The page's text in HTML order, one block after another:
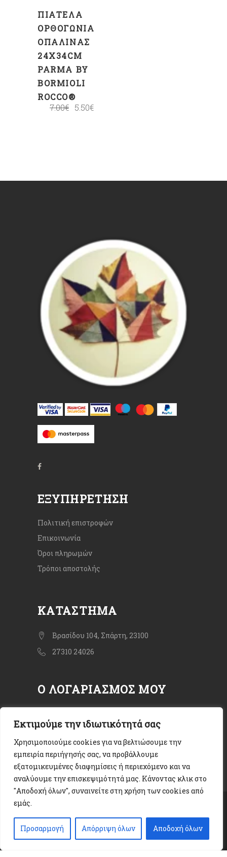
Εκτιμούμε την ιδιωτικότητά σας
Χρησιμοποιούμε cookies για να βελτιώσουμε την
εμπειρία περιήγησής σας, να προβάλλουμε
εξατομικευμένες διαφημίσεις ή περιεχόμενο και να
αναλύουμε την επισκεψιμότητά μας. Κάνοντας κλικ στο
"Αποδοχή όλων", συναινείτε στη χρήση των cookies από
εμάς.
Προσαρμογή Απόρριψη όλων Αποδοχή όλων
ΠΙΑΤΈΛΑ
ΟΡΘΟΓΏΝΙΑ
ΟΠΑΛΊΝΑΣ
24X34CM
PARMA BY
BORMIOLI
ROCCO®
7.00€ 5.50€
ΕΞΥΠΗΡΈΤΗΣΗ
Πολιτική επιστροφών
Επικοινωνία
Όροι πληρωμών
Τρόποι αποστολής
ΚΑΤΆΣΤΗΜΑ
Βρασίδου 104, Σπάρτη, 23100
27310 24026
Ο ΛΟΓΑΡΙΑΣΜΌΣ ΜΟΥ
Οι παραγγελίες μου
Όροι χρήσης
Πολιτική Απορρήτου
Cookies